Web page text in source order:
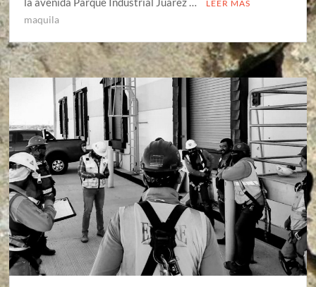
LEER MÁS
maquila